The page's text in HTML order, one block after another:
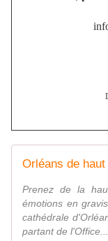
Prenez de la
émotions en
cathédrale
partant de l'Office...